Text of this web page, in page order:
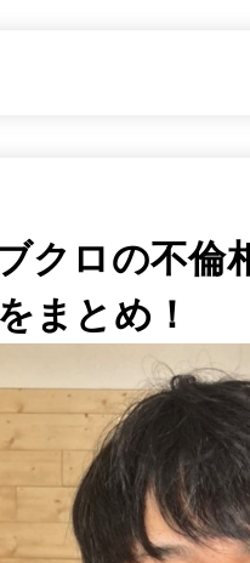
クロの不
まとめ！